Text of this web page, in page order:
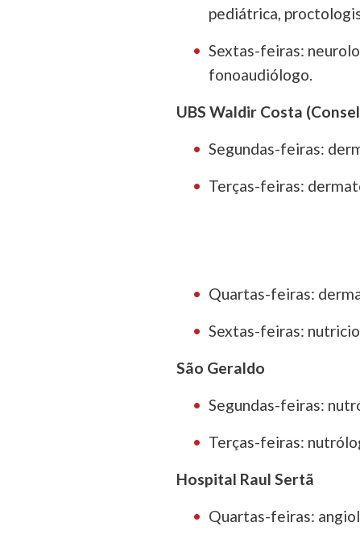
pediátrica,
Sextas-feiras:
fonoaudiólogo.
UBS Waldir Costa
Segundas-feiras:
Terças-feiras:
Quartas-feiras:
Sextas-feiras:
São Geraldo
Segundas-feiras:
Terças-feiras:
Hospital Raul Sertã
Quartas-feiras: